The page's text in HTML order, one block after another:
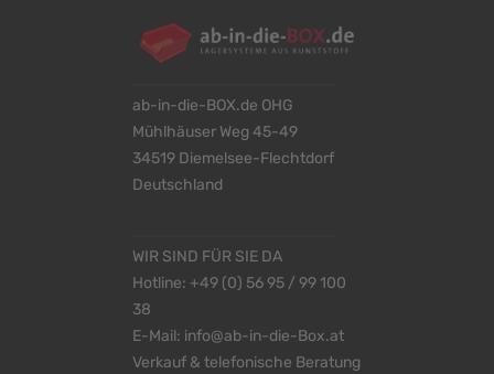
ab-in-die-BOX.de OHG
Mühlhäuser Weg 45-49
34519 Diemelsee-Flechtdorf
Deutschland
WIR SIND FÜR SIE DA
Hotline: +49 (0) 56 95 / 99 100
38
E-Mail: info@ab-in-die-Box.at
Verkauf & telefonische Beratung